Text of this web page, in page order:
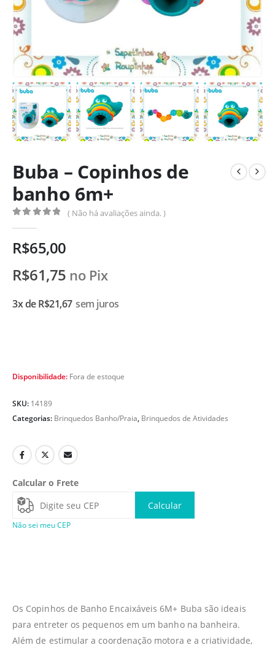
Buba – Copinhos de
banho 6m+
( Não há avaliações ainda. )
R$65,00
R$61,75 no Pix
3x deR$21,67 sem juros
Disponibilidade: Fora de estoque
SKU: 14189
Categorias: Brinquedos Banho/Praia, Brinquedos de Atividades
Calcular o Frete
Calcular
Não sei meu CEP
Os Copinhos de Banho Encaixáveis 6M+ Buba são ideais
para entreter os pequenos em um banho na banheira.
Além de estimular a coordenação motora e a criatividade,